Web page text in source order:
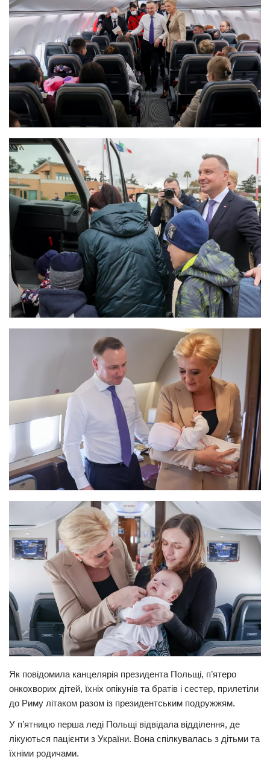
Як повідомила канцелярія президента Польщі, п’ятеро
онкохворих дітей, їхніх опікунів та братів і сестер, прилетіли
до Риму літаком разом із президентським подружжям.
У п’ятницю перша леді Польщі відвідала відділення, де
лікуються пацієнти з України. Вона спілкувалась з дітьми та
їхніми родичами.